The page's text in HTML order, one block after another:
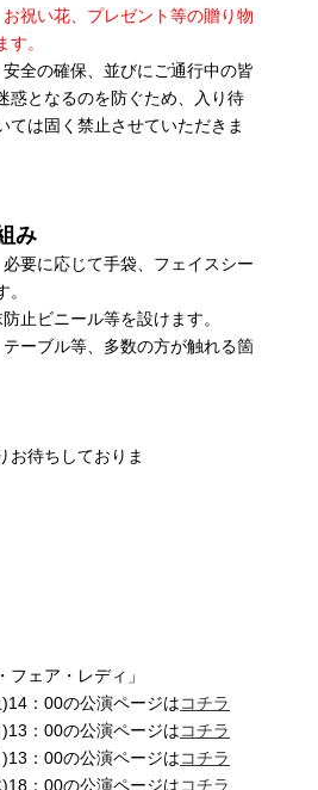
祝い花、プレゼント等の贈り物
。
全の確保、並びにご通行中の皆
惑となるのを防ぐため、入り待
ては固く禁止させていただきま
み
要に応じて手袋、フェイスシー
止ビニール等を設けます。
ーブル等、多数の方が触れる箇
お待ちしておりま
フェア・レディ」
：00の公演ページはコチラ
：00の公演ページはコチラ
：00の公演ページはコチラ
：00の公演ページはコチラ